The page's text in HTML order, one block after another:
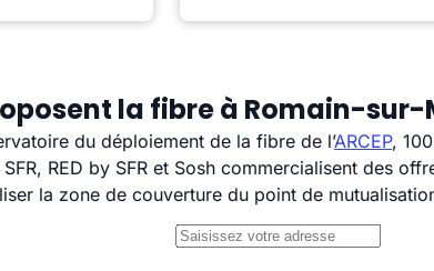
la fibre à Romain-sur-
du déploiement de la fibre de l’ARCEP,
RED by SFR et Sosh commercialisent des
la zone de couverture du point de